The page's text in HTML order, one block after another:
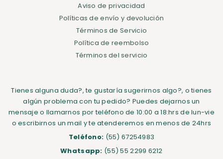
Aviso de privacidad
Políticas de envío y devolución
Términos de Servicio
Política de reembolso
Términos del servicio
Tienes alguna duda?, te gustaría sugerirnos algo?, o tienes
algún problema con tu pedido? Puedes dejarnos un
mensaje o llamarnos por teléfono de 10:00 a 18:hrs de lun-vie
o escribirnos un mail y te atenderemos en menos de 24hrs
Teléfono: (55) 67254983
Whatsapp: (55) 55 2299 6212